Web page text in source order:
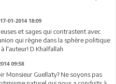
01-2014 18:09
et sages qui contrastent avec
qui règne dans la sphère politique
l'auteur! D.Khalfallah
09:58
Monsieur Guellaty? Ne soyons pas